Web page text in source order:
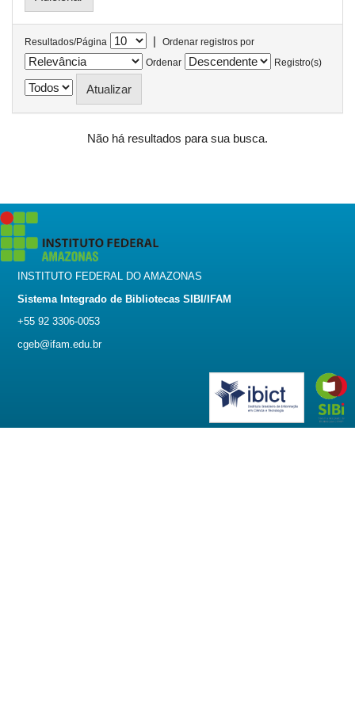
Resultados/Página |
Ordenar registros por
Ordenar
Registro(s)
Não há resultados para sua busca.
INSTITUTO FEDERAL DO AMAZONAS
Sistema Integrado de Bibliotecas SIBI/IFAM
+55 92 3306-0053
cgeb@ifam.edu.br